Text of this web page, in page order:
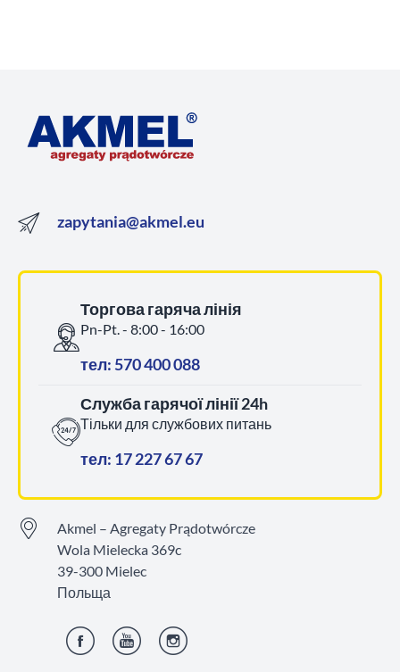
zapytania@akmel.eu
Торгова гаряча лінія
Pn-Pt. - 8:00 - 16:00
тел: 570 400 088
Служба гарячої лінії 24h
Тільки для службових питань
тел: 17 227 67 67
Akmel – Agregaty Prądotwórcze
Wola Mielecka 369c
39-300 Mielec
Польща